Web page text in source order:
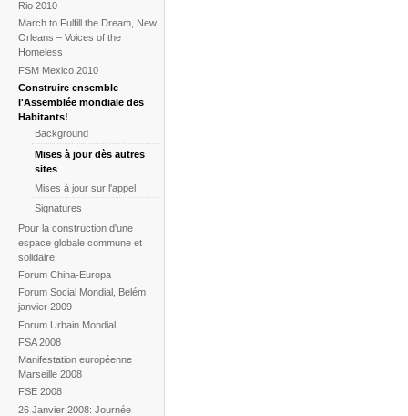
Rio 2010
March to Fulfill the Dream, New
Orleans – Voices of the
Homeless
FSM Mexico 2010
Construire ensemble
l'Assemblée mondiale des
Habitants!
Background
Mises à jour dès autres
sites
Mises à jour sur l'appel
Signatures
Pour la construction d'une
espace globale commune et
solidaire
Forum China-Europa
Forum Social Mondial, Belém
janvier 2009
Forum Urbain Mondial
FSA 2008
Manifestation européenne
Marseille 2008
FSE 2008
26 Janvier 2008: Journée